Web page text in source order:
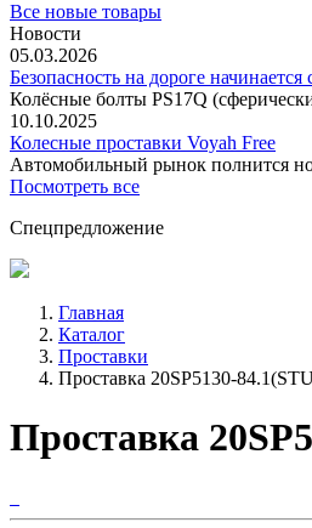
Все новые товары
Новости
05.03.2026
Безопасность на дороге
Колёсные болты PS17Q
10.10.2025
Колесные проставки Voyah Free
Автомобильный рынок
Посмотреть все
Спецпредложение
Главная
Каталог
Проставки
Проставка 20SP5130-
Проставка